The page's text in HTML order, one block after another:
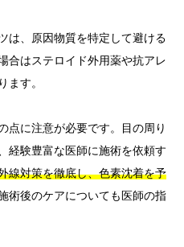
は、原因物質を特定して避ける
合はステロイド外用薬や抗アレ
ます。
点に注意が必要です。目の周り
経験豊富な医師に施術を依頼す
線対策を徹底し、色素沈着を予
術後のケアについても医師の指